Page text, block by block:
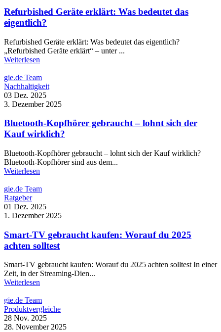
Refurbished Geräte erklärt: Was bedeutet das
eigentlich?
Refurbished Geräte erklärt: Was bedeutet das eigentlich?
„Refurbished Geräte erklärt“ – unter ...
Weiterlesen
gie.de Team
Nachhaltigkeit
03 Dez. 2025
3. Dezember 2025
Bluetooth-Kopfhörer gebraucht – lohnt sich der
Kauf wirklich?
Bluetooth-Kopfhörer gebraucht – lohnt sich der Kauf wirklich?
Bluetooth-Kopfhörer sind aus dem...
Weiterlesen
gie.de Team
Ratgeber
01 Dez. 2025
1. Dezember 2025
Smart-TV gebraucht kaufen: Worauf du 2025
achten solltest
Smart-TV gebraucht kaufen: Worauf du 2025 achten solltest In einer
Zeit, in der Streaming-Dien...
Weiterlesen
gie.de Team
Produktvergleiche
28 Nov. 2025
28. November 2025